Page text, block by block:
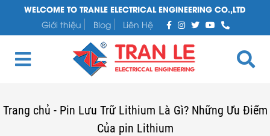
WELCOME TO TRANLE ELECTRICAL ENGINEERING CO.,LTD
Giới thiệu
Blog Liên Hệ
Trang chủ - Pin Lưu Trữ Lithium Là Gì? Những Ưu Điểm
Của pin Lithium